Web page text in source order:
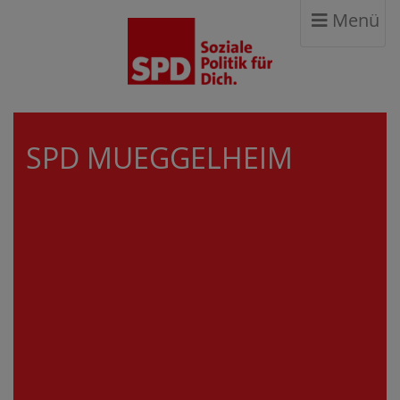
Menü
SPD MUEGGELHEIM